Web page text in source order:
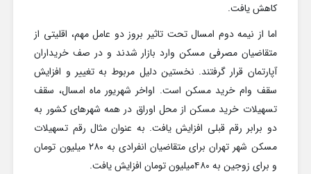
کاهش یافت.
اما از نیمه دوم امسال تحت تاثیر بروز دو عامل مهم، اقلیتی از
متقاضیان مصرفی مسکن وارد بازار شدند و در صف خریداران
آپارتمان قرار گرفتند. نخستین دلیل مربوط به تغییر و افزایش
سقف وام خرید مسکن است. اواخر شهریور ماه امسال، سقف
تسهیلات خرید مسکن از محل اوراق در همه شهرهای کشور به
دو برابر رقم قبلی افزایش یافت. به عنوان مثال رقم تسهیلات
مسکن شهر تهران برای متقاضیان انفرادی به ۲۸۰ میلیون تومان
و برای زوجین به ۴۸۰میلیون تومان افزایش یافت.